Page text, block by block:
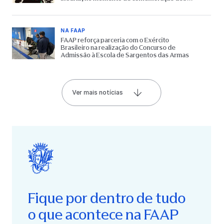
NA FAAP
FAAP reforça parceria com o Exército
Brasileiro na realização do Concurso de
Admissão à Escola de Sargentos das Armas
Ver mais notícias
Fique por dentro de tudo
o que acontece na FAAP